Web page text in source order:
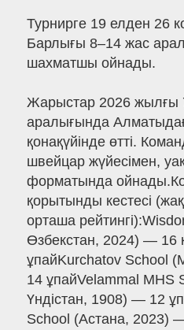
Турнирге 19 елден 26
Барлығы 8–14 жас
шахматшы ойнады.
Жарыстар 2026 жылғы
аралығында
қонақүйінде өтті.
швейцар жүйесімен,
форматында
қорытынды кестесі
орташа
Өзбекстан, 2024) — 16
ұпайKurchatov School
14 ұпайVelammal MHS
Үндістан, 1908) — 12
School (Астана, 2023)